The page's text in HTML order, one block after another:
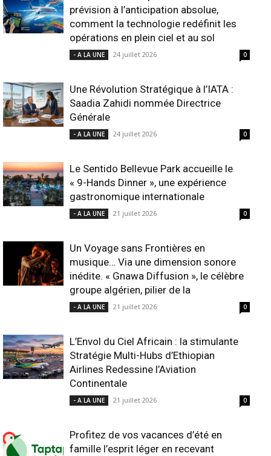
prévision à l’anticipation absolue,
comment la technologie redéfinit les
opérations en plein ciel et au sol
- A LA UNE 24 juillet 2026 0
Une Révolution Stratégique à l’IATA :
Saadia Zahidi nommée Directrice
Générale
- A LA UNE 24 juillet 2026 0
Le Sentido Bellevue Park accueille le
« 9-Hands Dinner », une expérience
gastronomique internationale
- A LA UNE 21 juillet 2026 0
Un Voyage sans Frontières en
musique… Via une dimension sonore
inédite. « Gnawa Diffusion », le célèbre
groupe algérien, pilier de la
- A LA UNE 21 juillet 2026 0
L’Envol du Ciel Africain : la stimulante
Stratégie Multi-Hubs d’Ethiopian
Airlines Redessine l’Aviation
Continentale
- A LA UNE 21 juillet 2026 0
Profitez de vos vacances d’été en
famille l’esprit léger en recevant